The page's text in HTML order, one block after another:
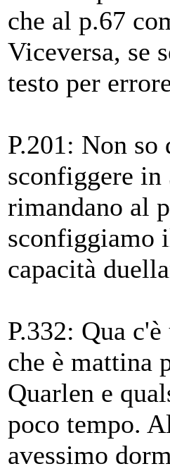
che al p.67
Viceversa, se
testo per
P.201: Non
sconfiggere
rimandano al
sconfiggiamo
capacità
P.332: Qua
che è mattina
Quarlen e
poco tempo.
avessimo